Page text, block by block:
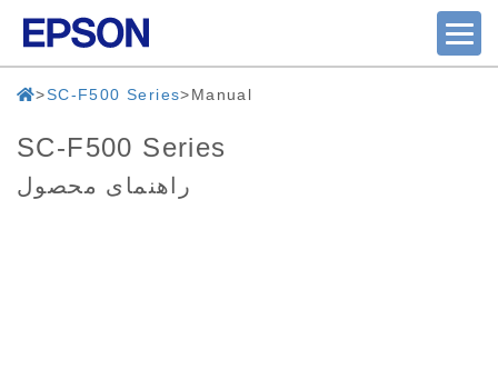
SC-F500 Series Manual
SC-F500 Series
راهنمای محصول